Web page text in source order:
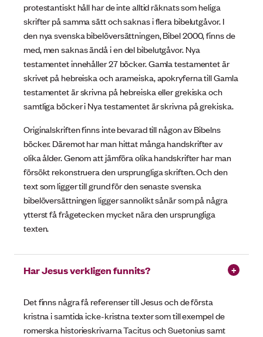
protestantiskt håll har de inte alltid räknats som heliga
skrifter på samma sätt och saknas i flera bibelutgåvor. I
den nya svenska bibelöversättningen, Bibel 2000, finns de
med, men saknas ändå i en del bibelutgåvor. Nya
testamentet innehåller 27 böcker. Gamla testamentet är
skrivet på hebreiska och arameiska, apokryferna till Gamla
testamentet är skrivna på hebreiska eller grekiska och
samtliga böcker i Nya testamentet är skrivna på grekiska.
Originalskriften finns inte bevarad till någon av Bibelns
böcker. Däremot har man hittat många handskrifter av
olika ålder. Genom att jämföra olika handskrifter har man
försökt rekonstruera den ursprungliga skriften. Och den
text som ligger till grund för den senaste svenska
bibelöversättningen ligger sannolikt sånär som på några
ytterst få frågetecken mycket nära den ursprungliga
texten.
Har Jesus verkligen funnits?
Det finns några få referenser till Jesus och de första
kristna i samtida icke-kristna texter som till exempel de
romerska historieskrivarna Tacitus och Suetonius samt